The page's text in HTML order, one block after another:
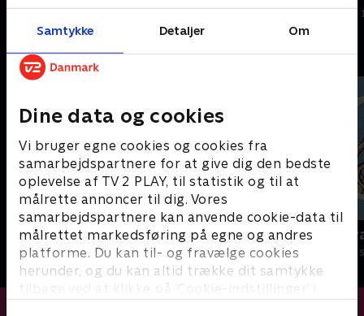
Samtykke Detaljer Om
Dine data og cookies
Vi bruger egne cookies og cookies fra
samarbejdspartnere for at give dig den bedste
oplevelse af TV 2 PLAY, til statistik og til at
målrette annoncer til dig. Vores
samarbejdspartnere kan anvende cookie-data til
målrettet markedsføring på egne og andres
platforme. Du kan til- og fravælge cookies
herunder, og du kan altid trække dit samtykke
tilbage ved at klikke på ’Cookie-indstillinger’ i
Andre så også
Zoo
Børneserier • 1 sæsoner
Miniteve: I
Børneserier • 1